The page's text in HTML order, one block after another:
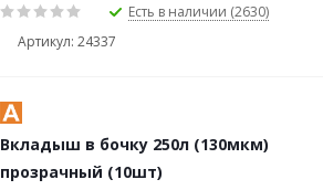
Есть в наличии (2630)
Артикул: 24337
Вкладыш в бочку 250л (130мкм)
прозрачный (10шт)